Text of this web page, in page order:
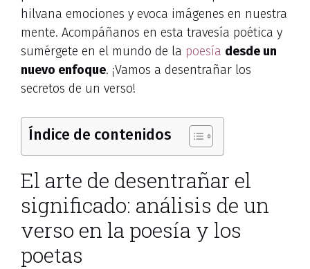
hilvana emociones y evoca imágenes en nuestra
mente. Acompáñanos en esta travesía poética y
sumérgete en el mundo de la poesía desde un
nuevo enfoque. ¡Vamos a desentrañar los
secretos de un verso!
Índice de contenidos
El arte de desentrañar el
significado: análisis de un
verso en la poesía y los
poetas